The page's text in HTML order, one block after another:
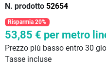
N. prodotto 52654
Risparmia 20%
53,85 € per metro
Prezzo più basso entro 30
Tasse incluse